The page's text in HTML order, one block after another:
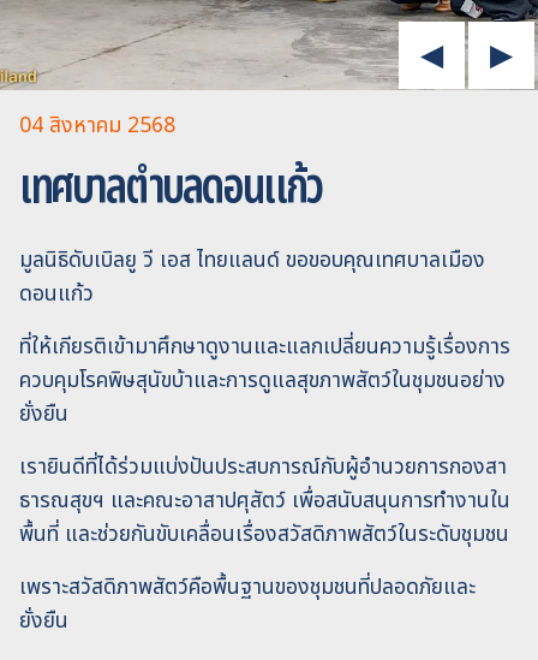
04 สิงหาคม 2568
เทศบาลตำบลดอนแก้ว
มูลนิธิดับเบิลยู วี เอส ไทยแลนด์ ขอขอบคุณเทศบาลเมือง
ดอนแก้ว
ที่ให้เกียรติเข้ามาศึกษาดูงานและแลกเปลี่ยนความรู้เรื่องการ
ควบคุมโรคพิษสุนัขบ้าและการดูแลสุขภาพสัตว์ในชุมชนอย่าง
ยั่งยืน
เรายินดีที่ได้ร่วมแบ่งปันประสบการณ์กับผู้อำนวยการกองสา
ธารณสุขฯ และคณะอาสาปศุสัตว์ เพื่อสนับสนุนการทำงานใน
พื้นที่ และช่วยกันขับเคลื่อนเรื่องสวัสดิภาพสัตว์ในระดับชุมชน
เพราะสวัสดิภาพสัตว์คือพื้นฐานของชุมชนที่ปลอดภัยและ
ยั่งยืน